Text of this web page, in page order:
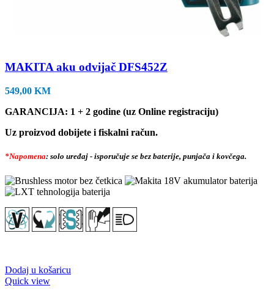
MAKITA aku odvijač DFS452Z
549,00 KM
GARANCIJA: 1 + 2 godine (uz Online registraciju)
Uz proizvod dobijete i fiskalni račun.
*Napomena: solo uređaj - isporučuje se bez baterije, punjača i kovčega.
Dodaj u košaricu
Quick view